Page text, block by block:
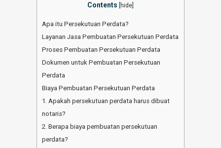
Contents hide
Apa itu Persekutuan Perdata?
Layanan Jasa Pembuatan Persekutuan Perdata
Proses Pembuatan Persekutuan Perdata
Dokumen untuk Pembuatan Persekutuan
Perdata
Biaya Pembuatan Persekutuan Perdata
1. Apakah persekutuan perdata harus dibuat
notaris?
2. Berapa biaya pembuatan persekutuan
perdata?